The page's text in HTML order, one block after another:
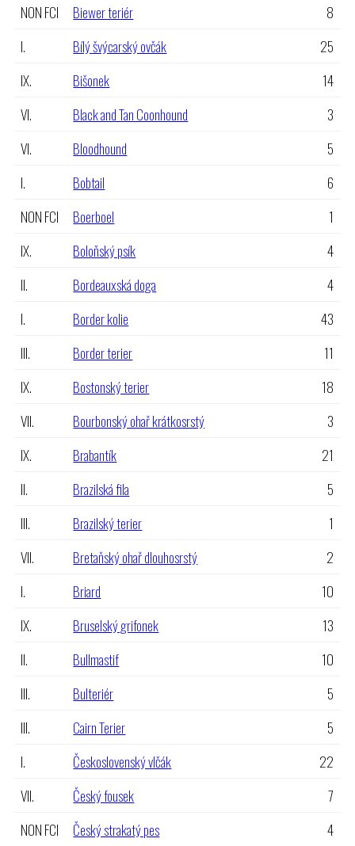
NON FCI
Biewer teriér
8
I.
Bílý švýcarský ovčák
25
IX.
Bišonek
14
VI.
Black and Tan Coonhound
3
VI.
Bloodhound
5
I.
Bobtail
6
NON FCI
Boerboel
1
IX.
Boloňský psík
4
II.
Bordeauxská doga
4
I.
Border kolie
43
III.
Border terier
11
IX.
Bostonský terier
18
VII.
Bourbonský ohař krátkosrstý
3
IX.
Brabantík
21
II.
Brazilská fila
5
III.
Brazilský terier
1
VII.
Bretaňský ohař dlouhosrstý
2
I.
Briard
10
IX.
Bruselský grifonek
13
II.
Bullmastif
10
III.
Bulteriér
5
III.
Cairn Terier
5
I.
Československý vlčák
22
VII.
Český fousek
7
NON FCI
Český strakatý pes 4